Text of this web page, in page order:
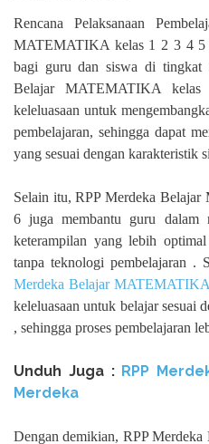
Rencana Pelaksanaan
MATEMATIKA kelas 1 2 3 4 5
bagi guru dan siswa di tingkat
Belajar MATEMATIKA
keleluasaan untuk
pembelajaran, sehingga dapat
yang sesuai dengan karakteristik
Selain itu, RPP Merdeka
6 juga membantu guru dalam
keterampilan yang lebih
tanpa teknologi pembelajaran .
Merdeka Belajar MATEMATIKA
keleluasaan untuk belajar sesuai
, sehingga proses pembelajaran
Unduh Juga : RPP
Merdeka
Dengan demikian, RPP